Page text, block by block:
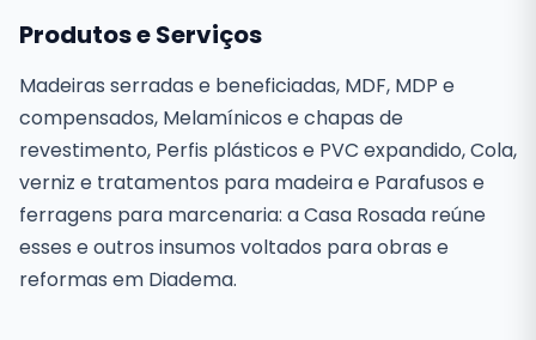
Produtos e Serviços
Madeiras serradas e beneficiadas, MDF, MDP e
compensados, Melamínicos e chapas de
revestimento, Perfis plásticos e PVC expandido, Cola,
verniz e tratamentos para madeira e Parafusos e
ferragens para marcenaria: a Casa Rosada reúne
esses e outros insumos voltados para obras e
reformas em Diadema.